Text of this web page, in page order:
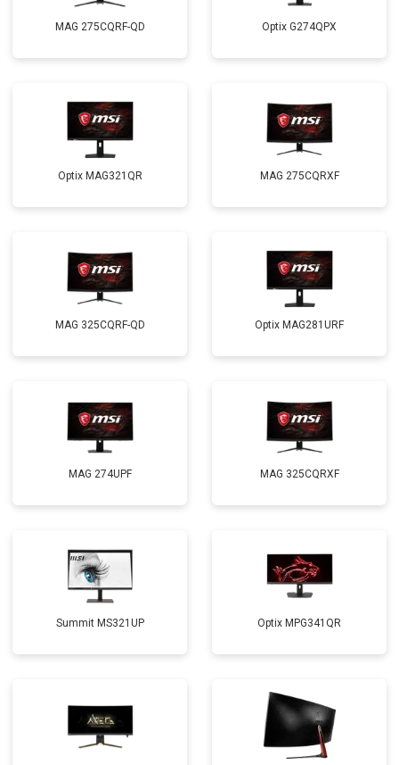
MAG 275CQRF-QD Optix G274QPX
Optix MAG321QR MAG 275CQRXF
MAG 325CQRF-QD Optix MAG281URF
MAG 274UPF MAG 325CQRXF
Summit MS321UP Optix MPG341QR